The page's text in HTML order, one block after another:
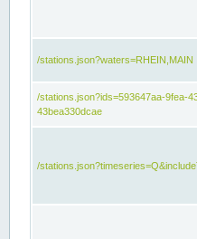
/stations.json?waters=RHEIN,MAIN
/stations.json?ids=593647aa-9fea-
43bea330dcae
/